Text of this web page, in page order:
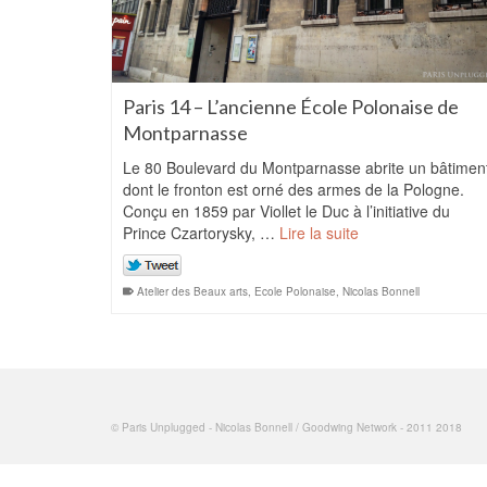
Paris 14 – L’ancienne École Polonaise de
Montparnasse
Le 80 Boulevard du Montparnasse abrite un
dont le fronton est orné des armes de la Pologne.
Conçu en 1859 par Viollet le Duc à l’initiative du
Prince Czartorysky, … Lire la suite
Atelier des Beaux arts, Ecole Polonaise, Nicolas Bonnell
© Paris Unplugged - Nicolas Bonnell / Goodwing Network - 2011 2018